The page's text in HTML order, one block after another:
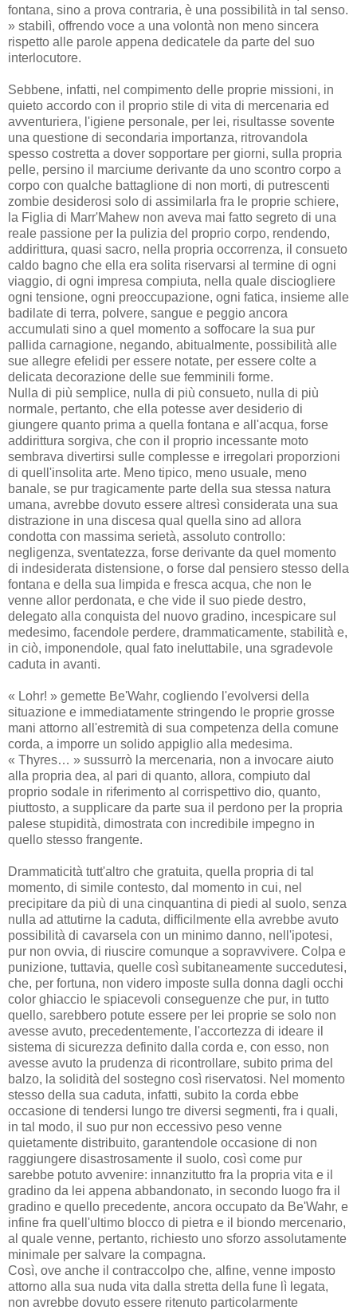
fontana, sino a prova contraria, è una possibilità in tal senso.
» stabilì, offrendo voce a una volontà non meno sincera
rispetto alle parole appena dedicatele da parte del suo
interlocutore.
Sebbene, infatti, nel compimento delle proprie missioni, in
quieto accordo con il proprio stile di vita di mercenaria ed
avventuriera, l'igiene personale, per lei, risultasse sovente
una questione di secondaria importanza, ritrovandola
spesso costretta a dover sopportare per giorni, sulla propria
pelle, persino il marciume derivante da uno scontro corpo a
corpo con qualche battaglione di non morti, di putrescenti
zombie desiderosi solo di assimilarla fra le proprie schiere,
la Figlia di Marr'Mahew non aveva mai fatto segreto di una
reale passione per la pulizia del proprio corpo, rendendo,
addirittura, quasi sacro, nella propria occorrenza, il consueto
caldo bagno che ella era solita riservarsi al termine di ogni
viaggio, di ogni impresa compiuta, nella quale disciogliere
ogni tensione, ogni preoccupazione, ogni fatica, insieme alle
badilate di terra, polvere, sangue e peggio ancora
accumulati sino a quel momento a soffocare la sua pur
pallida carnagione, negando, abitualmente, possibilità alle
sue allegre efelidi per essere notate, per essere colte a
delicata decorazione delle sue femminili forme.
Nulla di più semplice, nulla di più consueto, nulla di più
normale, pertanto, che ella potesse aver desiderio di
giungere quanto prima a quella fontana e all'acqua, forse
addirittura sorgiva, che con il proprio incessante moto
sembrava divertirsi sulle complesse e irregolari proporzioni
di quell'insolita arte. Meno tipico, meno usuale, meno
banale, se pur tragicamente parte della sua stessa natura
umana, avrebbe dovuto essere altresì considerata una sua
distrazione in una discesa qual quella sino ad allora
condotta con massima serietà, assoluto controllo:
negligenza, sventatezza, forse derivante da quel momento
di indesiderata distensione, o forse dal pensiero stesso della
fontana e della sua limpida e fresca acqua, che non le
venne allor perdonata, e che vide il suo piede destro,
delegato alla conquista del nuovo gradino, incespicare sul
medesimo, facendole perdere, drammaticamente, stabilità e,
in ciò, imponendole, qual fato ineluttabile, una sgradevole
caduta in avanti.
« Lohr! » gemette Be'Wahr, cogliendo l'evolversi della
situazione e immediatamente stringendo le proprie grosse
mani attorno all'estremità di sua competenza della comune
corda, a imporre un solido appiglio alla medesima.
« Thyres… » sussurrò la mercenaria, non a invocare aiuto
alla propria dea, al pari di quanto, allora, compiuto dal
proprio sodale in riferimento al corrispettivo dio, quanto,
piuttosto, a supplicare da parte sua il perdono per la propria
palese stupidità, dimostrata con incredibile impegno in
quello stesso frangente.
Drammaticità tutt'altro che gratuita, quella propria di tal
momento, di simile contesto, dal momento in cui, nel
precipitare da più di una cinquantina di piedi al suolo, senza
nulla ad attutirne la caduta, difficilmente ella avrebbe avuto
possibilità di cavarsela con un minimo danno, nell'ipotesi,
pur non ovvia, di riuscire comunque a sopravvivere. Colpa e
punizione, tuttavia, quelle così subitaneamente succedutesi,
che, per fortuna, non videro imposte sulla donna dagli occhi
color ghiaccio le spiacevoli conseguenze che pur, in tutto
quello, sarebbero potute essere per lei proprie se solo non
avesse avuto, precedentemente, l'accortezza di ideare il
sistema di sicurezza definito dalla corda e, con esso, non
avesse avuto la prudenza di ricontrollare, subito prima del
balzo, la solidità del sostegno così riservatosi. Nel momento
stesso della sua caduta, infatti, subito la corda ebbe
occasione di tendersi lungo tre diversi segmenti, fra i quali,
in tal modo, il suo pur non eccessivo peso venne
quietamente distribuito, garantendole occasione di non
raggiungere disastrosamente il suolo, così come pur
sarebbe potuto avvenire: innanzitutto fra la propria vita e il
gradino da lei appena abbandonato, in secondo luogo fra il
gradino e quello precedente, ancora occupato da Be'Wahr, e
infine fra quell'ultimo blocco di pietra e il biondo mercenario,
al quale venne, pertanto, richiesto uno sforzo assolutamente
minimale per salvare la compagna.
Così, ove anche il contraccolpo che, alfine, venne imposto
attorno alla sua nuda vita dalla stretta della fune lì legata,
non avrebbe dovuto essere ritenuto particolarmente